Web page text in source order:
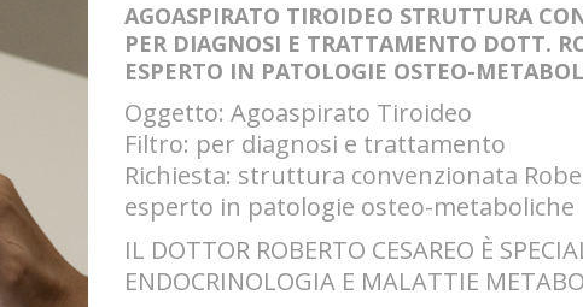
AGOASPIRATO TIROIDEO STRUTTURA
PER DIAGNOSI E TRATTAMENTO DOTT.
ESPERTO IN PATOLOGIE OSTEO-
Oggetto: Agoaspirato Tiroideo
Filtro: per diagnosi e trattamento
Richiesta: struttura convenzionata
esperto in patologie osteo-metaboliche
IL DOTTOR ROBERTO CESAREO È
ENDOCRINOLOGIA E MALATTIE